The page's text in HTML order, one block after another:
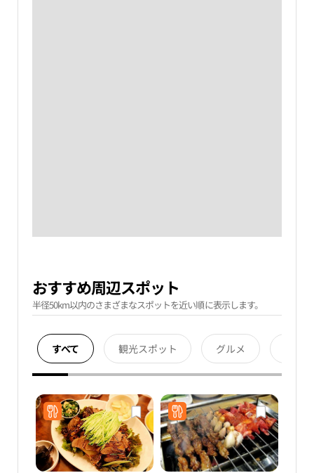
おすすめ周辺スポット
半径50km以内のさまざまなスポットを近い順に表示します。
すべて 観光スポット グルメ